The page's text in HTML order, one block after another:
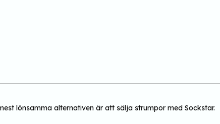
lönsamma alternativen är att sälja strumpor med Sockstar.